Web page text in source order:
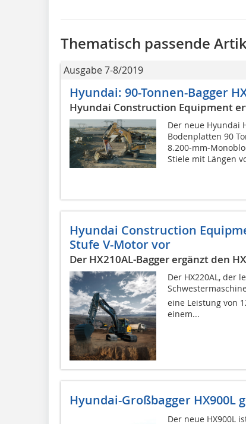
Thematisch passende
Ausgabe 7-8/2019
Hyundai: 90-Tonnen-Bagger
Hyundai Construction Equipment
Der neue Hyundai
Bodenplatten 90
8.200-mm-
Stiele mit Längen
Hyundai Construction
Stufe V-Motor vor
Der HX210AL-Bagger ergänzt den
Der HX220AL, der
eine Leistung von
einem...
Hyundai-Großbagger HX900L
Der neue HX900L